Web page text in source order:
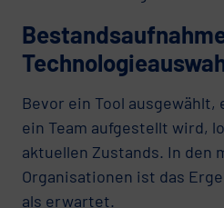
Bevor ein Tool
ein Team aufgestellt wird,
aktuellen Zustands. In den
Organisationen ist das
als erwartet.